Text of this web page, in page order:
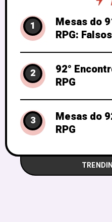
1
Mesas do
RPG:
2
92°
RPG
3
Mesas do
RPG